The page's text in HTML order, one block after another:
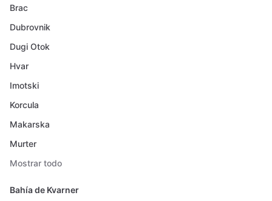
Brac
Dubrovnik
Dugi Otok
Hvar
Imotski
Korcula
Makarska
Murter
Mostrar todo
Bahía de Kvarner